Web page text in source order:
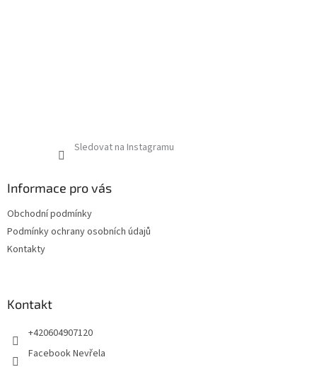
Sledovat na Instagramu
Informace pro vás
Obchodní podmínky
Podmínky ochrany osobních údajů
Kontakty
Kontakt
+420604907120
Facebook Nevřela